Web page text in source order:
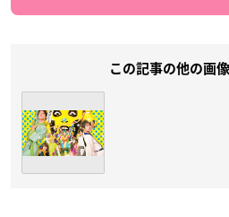
この記事の他の画